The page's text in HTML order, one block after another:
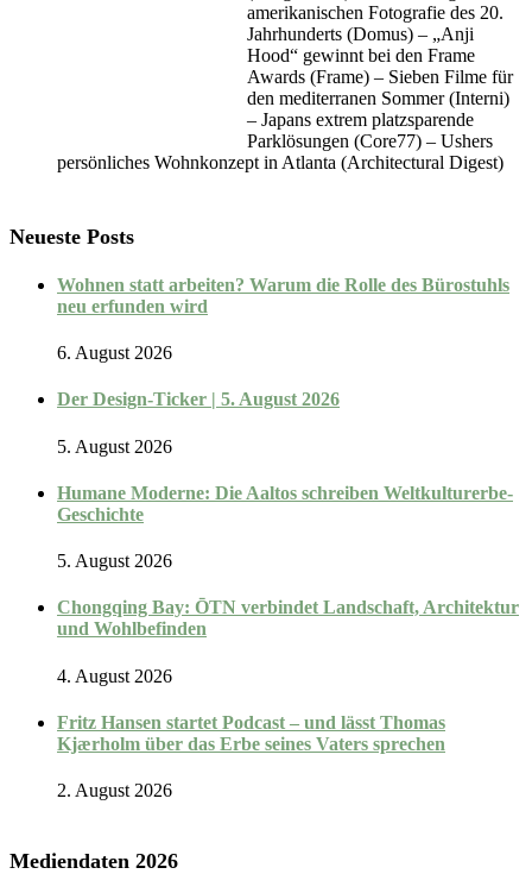
amerikanischen Fotografie des 20.
Jahrhunderts (Domus) – „Anji
Hood“ gewinnt bei den Frame
Awards (Frame) – Sieben Filme für
den mediterranen Sommer (Interni)
– Japans extrem platzsparende
Parklösungen (Core77) – Ushers
persönliches Wohnkonzept in Atlanta (Architectural Digest)
Neueste Posts
Wohnen statt arbeiten? Warum die Rolle des Bürostuhls
neu erfunden wird
6. August 2026
Der Design-Ticker | 5. August 2026
5. August 2026
Humane Moderne: Die Aaltos schreiben Weltkulturerbe-
Geschichte
5. August 2026
Chongqing Bay: ŌTN verbindet Landschaft, Architektur
und Wohlbefinden
4. August 2026
Fritz Hansen startet Podcast – und lässt Thomas
Kjærholm über das Erbe seines Vaters sprechen
2. August 2026
Mediendaten 2026